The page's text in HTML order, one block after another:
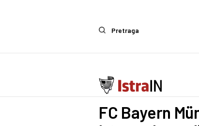
Pretraga
IstraIn
FC Bayern